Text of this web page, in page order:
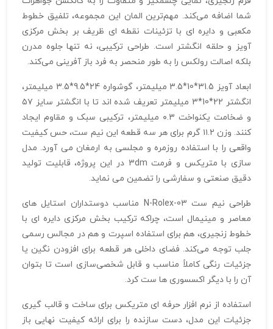
شما اضافه می‌کند. مهم‌ترین المان این مجموعه، تلفیق خطوط
مکعبی و دایره‌ ای با تزئینات نقطه‌ ای ظریف بر بخش مرکزی
آویز و حلقه انگشتر است. طراحی ترکیبی، نه‌ تنها جلوه مدرن
بلکه اصالت رولکس را به‌ طور منحصر به‌ فرد باز آفرینی می‌کند.
ابعاد آویز 31.5*10*3.5 میلیمتر، گوشواره 24*9.5*3.5 میلیمتر،
انگشتر 22*10*3 میلیمتر تعریف شده‌ اند تا با انگشتر سایز ۵۷
و ضخامت یکنواخت ۰.۳ میلیمتر، ترکیبی سبک و مقاوم ایجاد
کنند. وزن ۱۱.۲ گرم برای هر سه قطعه این نیم ست، حس کیفیت
واقعی را با استفاده روزمره و مجلسی به ارمغان می‌ آورد. مدل‌
سازی با متریکس و فرمت 3dm در این پروژه، قابلیت تولید
دقیق صنعتی و سفارشی را تضمین می‌ نماید.
طراحی نیم ست N-Rolex-03 مناسب دوستداران استایل‌ های
معاصر و مینیمال است، چراکه ترکیب بخش مرکزی دایره‌ ای با
خطوط زنجیری، هم برای استفاده اسپرت و هم در مجالس رسمی
جلب توجه می‌کند. فضای داخلی هر قطعه برای افزودن نگین یا
جزئیات رنگی کاملاً مناسب و قابل شخصی‌سازی است تا بتوان
آن را با دیگر اکسسوری‌ ها ست کرد.
استفاده از نرم‌ افزار حرفه‌ ای متریکس برای ساخت و قالب‌ گیری
جزئیات این مدل، دست سازنده را برای ارائه کیفیت نهایی باز